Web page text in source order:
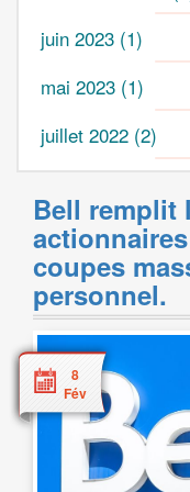
Bell remplit
coupes
personnel.
8
Fév
juin 2023 (1)
mai 2023 (1)
juillet 2022 (2)